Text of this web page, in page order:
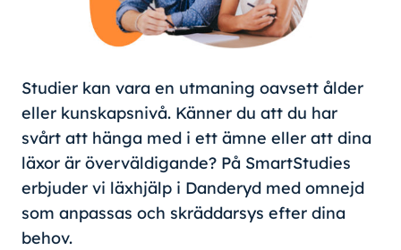
Studier kan vara en utmaning oavsett ålder
eller kunskapsnivå. Känner du att du har
svårt att hänga med i ett ämne eller att dina
läxor är överväldigande? På SmartStudies
erbjuder vi läxhjälp i Danderyd med omnejd
som anpassas och skräddarsys efter dina
behov.